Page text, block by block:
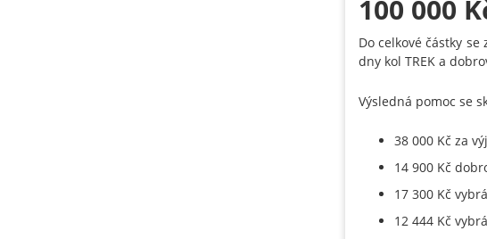
100 000
Do celkové částky
dny kol TREK a
Výsledná pomoc se
38 000 Kč za
14 900 Kč
17 300 Kč
12 444 Kč